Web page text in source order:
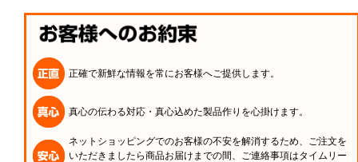
正確で新鮮な情報を常にお客様へご提供します。
真心の伝わる対応・真心込めた製品作りを心掛けます。
ネットショッピングでのお客様の不安を解消するため、ご注文を
いただきましたら商品お届けまでの間、ご連絡事項はタイムリー